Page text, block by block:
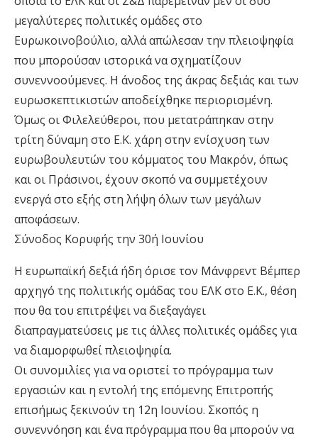
μεγαλύτερες πολιτικές ομάδες στο
Ευρωκοινοβούλιο, αλλά απώλεσαν την πλειοψηφία
που μπορούσαν ιστορικά να σχηματίζουν
συνεννοούμενες. Η άνοδος της άκρας δεξιάς και των
ευρωσκεπτικιστών αποδείχθηκε περιορισμένη.
Όμως οι Φιλελεύθεροι, που μετατράπηκαν στην
τρίτη δύναμη στο Ε.Κ. χάρη στην ενίσχυση των
ευρωβουλευτών του κόμματος του Μακρόν, όπως
και οι Πράσινοι, έχουν σκοπό να συμμετέχουν
ενεργά στο εξής στη λήψη όλων των μεγάλων
αποφάσεων.
Σύνοδος Κορυφής την 30ή Ιουνίου
Η ευρωπαϊκή δεξιά ήδη όρισε τον Μάνφρεντ Βέμπερ
αρχηγό της πολιτικής ομάδας του ΕΛΚ στο Ε.Κ., θέση
που θα του επιτρέψει να διεξαγάγει
διαπραγματεύσεις με τις άλλες πολιτικές ομάδες για
να διαμορφωθεί πλειοψηφία.
Οι συνομιλίες για να οριστεί το πρόγραμμα των
εργασιών και η εντολή της επόμενης Επιτροπής
επισήμως ξεκινούν τη 12η Ιουνίου. Σκοπός η
συνεννόηση και ένα πρόγραμμα που θα μπορούν να